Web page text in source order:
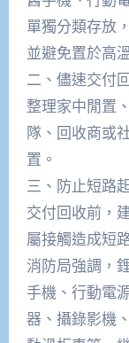
單獨分類存放
並避免置於高
二、儘速交付
整理家中閒置
隊、回收商或
置。
三、防止短路
交付回收前，
屬接觸造成短
消防局強調，
手機、行動電
器、攝錄影機